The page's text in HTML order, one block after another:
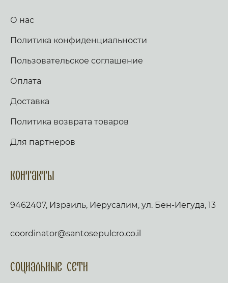
О нас
Политика конфиденциальности
Пользовательское соглашение
Оплата
Доставка
Политика возврата товаров
Для партнеров
Контакты
9462407, Израиль, Иерусалим, ул. Бен-Иегуда, 13
coordinator@santosepulcro.co.il
Социальные сети